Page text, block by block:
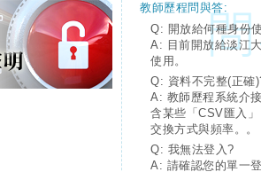
教師歷程問與答:
Q: 開放給何種身份
A: 目前開放給淡江
使用。
Q: 資料不完整(正確
A: 教師歷程系統介
含某些「CSV匯入
交換方式與頻率。。
Q: 我無法登入?
A: 請確認您的單一